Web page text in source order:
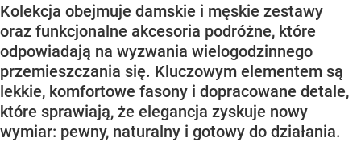
Kolekcja obejmuje damskie i męskie zestawy
oraz funkcjonalne akcesoria podróżne, które
odpowiadają na wyzwania wielogodzinnego
przemieszczania się. Kluczowym elementem są
lekkie, komfortowe fasony i dopracowane detale,
które sprawiają, że elegancja zyskuje nowy
wymiar: pewny, naturalny i gotowy do działania.